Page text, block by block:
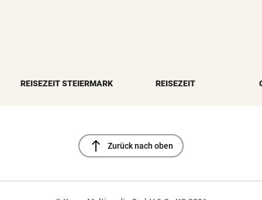
REISEZEIT STEIERMARK REISEZEIT
north Zurück nach oben